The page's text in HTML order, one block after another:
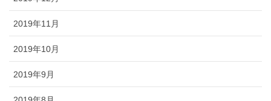
2019年11月
2019年10月
2019年9月